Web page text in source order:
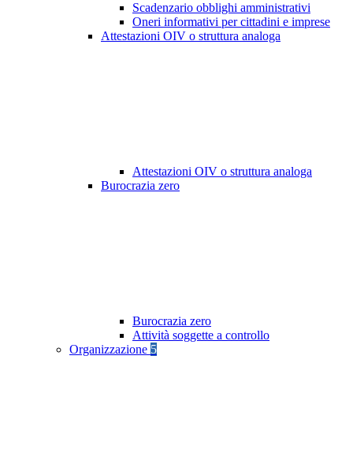
Scadenzario obblighi amministrativi
Oneri informativi per cittadini e imprese
Attestazioni OIV o struttura analoga
Attestazioni OIV o struttura analoga
Burocrazia zero
Burocrazia zero
Attività soggette a controllo
Organizzazione 5